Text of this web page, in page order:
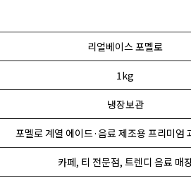
리얼베이스 포멜로
1kg
냉장보관
포멜로 계열 에이드·음료 제조용 프리미엄
카페, 티 전문점, 트렌디 음료 매